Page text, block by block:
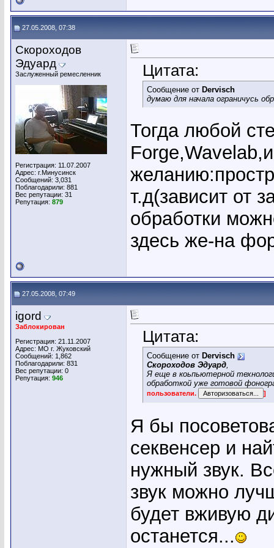
27.05.2008, 07:38
Скороходов
Эдуард
Заслуженный ремесленник
Регистрация: 11.07.2007
Адрес: г.Минусинск
Сообщений: 3,031
Поблагодарили: 881
Вес репутации: 31
Репутация: 879
Цитата:
Сообщение от Dervisch
думаю для начала ограничусь
Тогда любой
т.д(зависит от
обработки
здесь же-на
27.05.2008, 07:49
igord
Заблокирован
Регистрация: 21.11.2007
Адрес: МО г. Жуковский
Сообщений: 1,862
Поблагодарили: 831
Вес репутации: 0
Репутация: 946
Цитата:
Сообщение от Dervisch
Скороходов Эдуард,
Я еще в коьпьютерной
обработкой уже готовой
пользователи. ]
Я бы
секвенсер и
нужный звук.
звук можно
будет вживую
останется...